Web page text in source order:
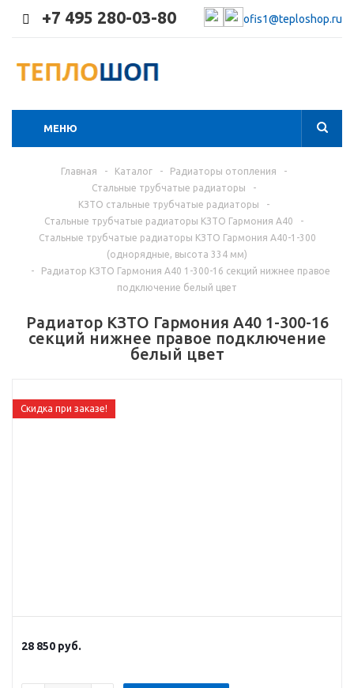
+7 495 280-03-80 ofis1@teploshop.ru
МЕНЮ
Главная - Каталог - Радиаторы отопления
-
Стальные трубчатые радиаторы
-
КЗТО стальные трубчатые радиаторы
-
Стальные трубчатые радиаторы КЗТО Гармония А40
-
Стальные трубчатые радиаторы КЗТО Гармония А40-1-300
(однорядные, высота 334 мм)
-
Радиатор КЗТО Гармония А40 1-300-16 секций нижнее правое
подключение белый цвет
Радиатор КЗТО Гармония А40 1-300-16
секций нижнее правое подключение
белый цвет
Скидка при заказе!
28 850 руб.